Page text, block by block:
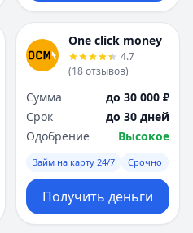
One click money
4.7
(18отзывов)
Сумма
до 30 000 ₽
Срок
до 30 дней
Одобрение
Высокое
Займ на карту 24/7 Срочно
Получить деньги